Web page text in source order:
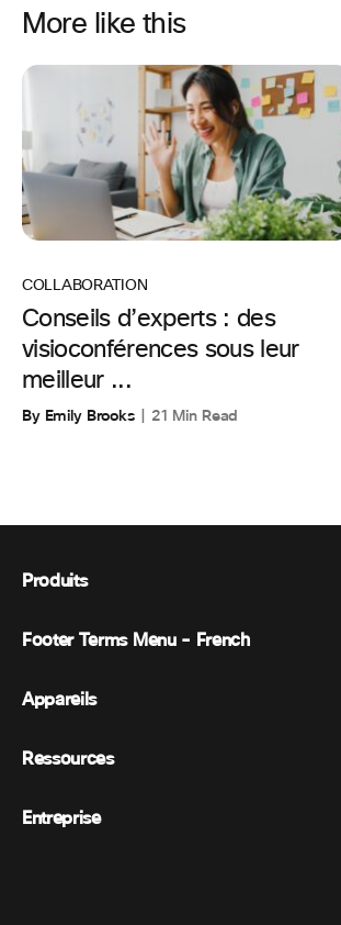
More like this
COLLABORATION
Conseils d’experts : des
visioconférences sous leur
meilleur ...
By Emily Brooks 21 Min Read
Produits
Webex Suite
Messagerie
Événements
Footer Terms Menu - French
Conditions générales
Marques déposées
Appareils
Appareils de la salle
Ressources
Tarifs
Entreprise